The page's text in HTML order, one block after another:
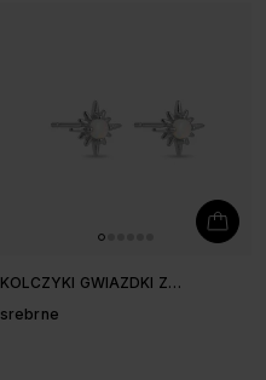
KOLCZYKI GWIAZDKI Z
srebrne